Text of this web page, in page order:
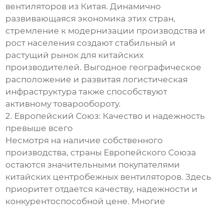
вентиляторов из Китая. Динамично
развивающаяся экономика этих стран,
стремление к модернизации производства и
рост населения создают стабильный и
растущий рынок для китайских
производителей. Выгодное географическое
расположение и развитая логистическая
инфраструктура также способствуют
активному товарообороту.
2. Европейский Союз: Качество и надежность
превыше всего
Несмотря на наличие собственного
производства, страны Европейского Союза
остаются значительными покупателями
китайских центробежных вентиляторов. Здесь
приоритет отдается качеству, надежности и
конкурентоспособной цене. Многие